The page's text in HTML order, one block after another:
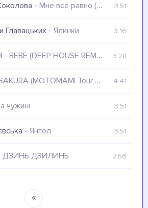
- Мне всё равно (Золотой Хит Music Box, декабрь 2022) 3:51
Главацьких - Ялинки 3:16
- BEBE (DEEP HOUSE REMIX) 2023 3:28
(MOTOMAMI Tour Live) 4:41
чужині 3:51
- Янгол 3:51
ДЗИНЬ ДЗИЛИНЬ 2:56